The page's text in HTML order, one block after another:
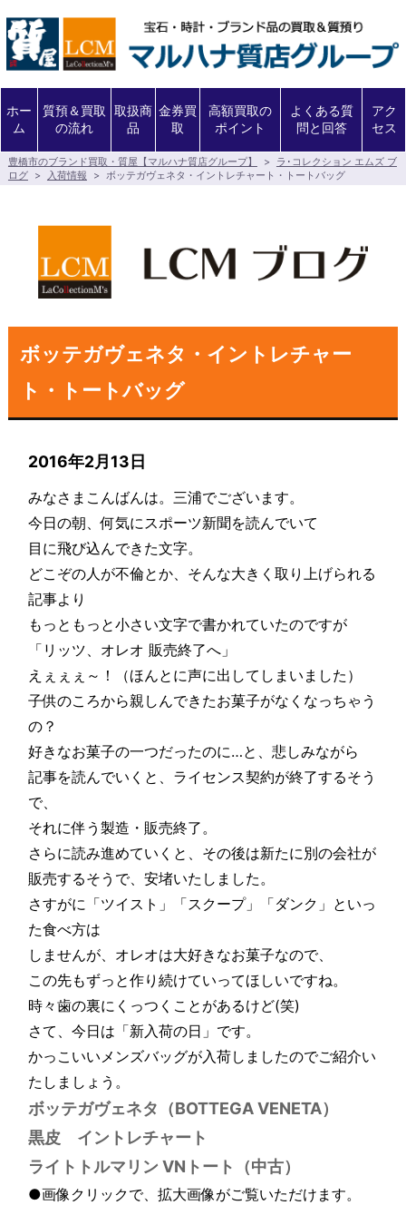
ホー
ム
質預＆買取
の流れ
取扱商
品
金券買
取
高額買取の
ポイント
よくある質
問と回答
アク
セス
豊橋市のブランド買取・質屋【マルハナ質店グループ】 >
ラ･コレクション エムズ ブ
ログ > 入荷情報 > ボッテガヴェネタ・イントレチャート・トートバッグ
ボッテガヴェネタ・イントレチャー
ト・トートバッグ
2016年2月13日
みなさまこんばんは。三浦でございます。
今日の朝、何気にスポーツ新聞を読んでいて
目に飛び込んできた文字。
どこぞの人が不倫とか、そんな大きく取り上げられる
記事より
もっともっと小さい文字で書かれていたのですが
「リッツ、オレオ 販売終了へ」
えぇぇぇ～！（ほんとに声に出してしまいました）
子供のころから親しんできたお菓子がなくなっちゃう
の？
好きなお菓子の一つだったのに…と、悲しみながら
記事を読んでいくと、ライセンス契約が終了するそう
で、
それに伴う製造・販売終了。
さらに読み進めていくと、その後は新たに別の会社が
販売するそうで、安堵いたしました。
さすがに「ツイスト」「スクープ」「ダンク」といっ
た食べ方は
しませんが、オレオは大好きなお菓子なので、
この先もずっと作り続けていってほしいですね。
時々歯の裏にくっつくことがあるけど(笑)
さて、今日は「新入荷の日」です。
かっこいいメンズバッグが入荷しましたのでご紹介い
たしましょう。
ボッテガヴェネタ（BOTTEGA VENETA）
黒皮 イントレチャート
ライトトルマリン VNトート（中古）
●画像クリックで、拡大画像がご覧いただけます。